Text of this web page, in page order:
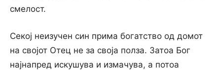
смелост.
Секој неизучен син прима богатство од домот
на својот Отец не за своја полза. Затоа Бог
најнапред искушува и измачува, а потоа